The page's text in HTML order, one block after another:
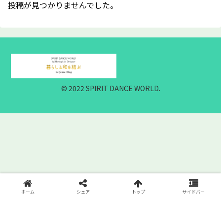
投稿が見つかりませんでした。
© 2022 SPIRIT DANCE WORLD.
ホーム シェア トップ サイドバー